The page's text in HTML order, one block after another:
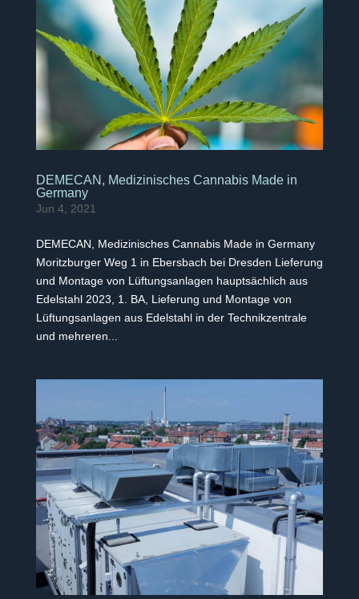
DEMECAN, Medizinisches Cannabis Made in
Germany
Jun 4, 2021
DEMECAN, Medizinisches Cannabis Made in Germany
Moritzburger Weg 1 in Ebersbach bei Dresden Lieferung
und Montage von Lüftungsanlagen hauptsächlich aus
Edelstahl 2023, 1. BA, Lieferung und Montage von
Lüftungsanlagen aus Edelstahl in der Technikzentrale
und mehreren...